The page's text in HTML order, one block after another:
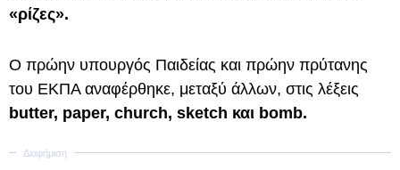
«ρίζες».
Ο πρώην υπουργός Παιδείας και πρώην πρύτανης
του ΕΚΠΑ αναφέρθηκε, μεταξύ άλλων, στις λέξεις
butter, paper, church, sketch και bomb.